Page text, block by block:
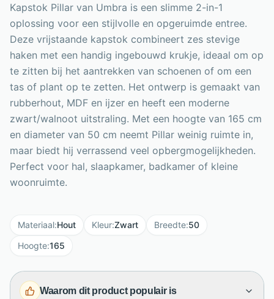
Kapstok Pillar van Umbra is een slimme 2-in-1
oplossing voor een stijlvolle en opgeruimde entree.
Deze vrijstaande kapstok combineert zes stevige
haken met een handig ingebouwd krukje, ideaal om op
te zitten bij het aantrekken van schoenen of om een
tas of plant op te zetten. Het ontwerp is gemaakt van
rubberhout, MDF en ijzer en heeft een moderne
zwart/walnoot uitstraling. Met een hoogte van 165 cm
en diameter van 50 cm neemt Pillar weinig ruimte in,
maar biedt hij verrassend veel opbergmogelijkheden.
Perfect voor hal, slaapkamer, badkamer of kleine
woonruimte.
Materiaal:Hout Kleur:Zwart Breedte:50
Hoogte:165
Waarom dit product populair is